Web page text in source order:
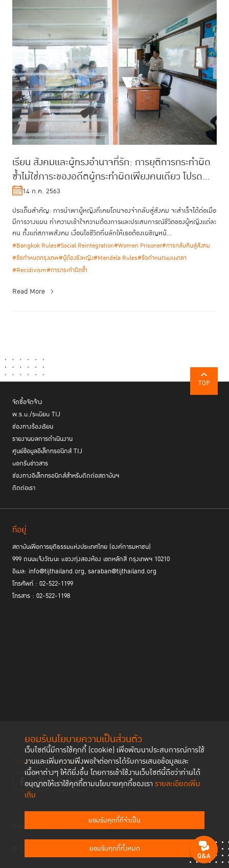
ยอมรับนโยบายความเป็นส่วนตัว
เว็บไซต์นี้มีการใช้คุกกี้ (cookie) เพื่อพัฒนาประสบการณ์การใช้
งานและเพิ่มความพึงพอใจต่อการได้รับการเสนอข้อมูลและ
เนื้อหาต่างๆ ให้ดียิ่งขึ้น โดยการเข้าใช้งานเว็บไซต์นี้ถือว่าท่านได้
อนุญาตให้เราใช้คุกกี้ตามนโยบายคุกกี้ของเรา รายละเอียดเพิ่ม
เติม
ยอมรับคุกกี้ที่จำเป็น
ยอมรับคุกกี้ทั้งหมด
เรียน สังคมและผู้ทรงอำนาจที่รัก: การยุติการกระทำผิด
ซ้ำไม่ใช่ภาระของอดีตผู้กระทำผิดเพียงคนเดียว โปรด
อย่าทอดทิ้งเธอ
14 ก.ค. 2563
ประเด็นสำคัญ: การนำพาผู้หญิงที่เคยโดนจองจำกลับสู่สังคม จะสำเร็จได้ต่อเมื่อ
มีการวางแผน ทำความเข้าใจความต้องการและประสบการณ์ชีวิตของผู้หญิงแต่ละ
คน ตั้งแต่สภาพสังคม เงื่อนไขชีวิตที่ผลักให้เธอต้องเผชิญหน้...
#Bangkok Rules#Social Reintegration#Women Prisoner#การกลับคืนสู่สังคม
#ข้อกำหนดกรุงเทพ#ผู้ต้องขังหญิง#Mandela Rules#ข้อกำหนดแมนเดลา
#Recidivism#การกระทำผิดซ้ำ
Read More
TOP
จัดซื้อจัดจ้าง
พ.ร.บ./ระเบียบ TIJ
ช่องทางร้องเรียน
รายงานผลการดำเนินงาน
ศูนย์ข้อมูลอิเล็กทรอนิกส์ TIJ
บอกรับข่าวสาร
ช่องทางอิเล็กทรอนิกส์สำหรับติดต่อสถาบันฯ
ติดต่อเรา
ที่อยู่
สถาบันเพื่อการยุติธรรมแห่งประเทศไทย (องค์การมหาชน)
999 ถนนแจ้งวัฒนะ แขวงทุ่งสองห้อง เขตหลักสี่ กรุงเทพฯ 10210
อีเมล: info@tijthailand.org, saraban@tijthailand.org
โทรศัพท์ : 02-522-1199
โทรสาร : 02-522-1198
ติดตามช่องทาง social
© Copyright 2023 Thailand Institute of Justice All Rights Reserved
Privacy Policy Cookies Policy